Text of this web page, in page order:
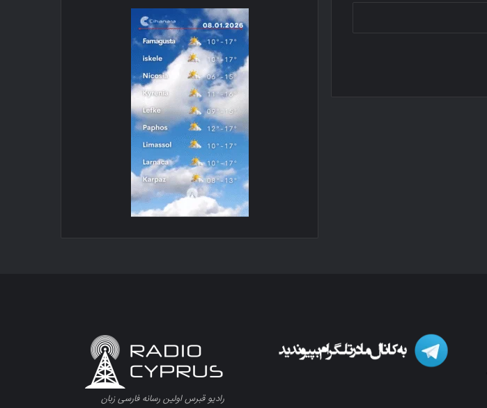
رادیو قبرس اولین رسانه فارسی زبان